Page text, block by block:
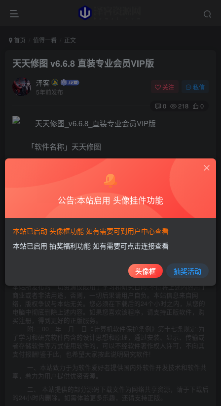
首页 值得一看 正文
天天修图 v6.6.8 直装专业会员VIP版
泽客
5年前发布
关注 私信
0 218 0
「软件名称」天天修图
「软件介绍」修图专为爱玩图的你准备的ps美图软件，
让你爱上天天ps修图，轻松成为PS修图大师。有了这款修图
软件，不管你是玩自拍还是制作证件照，都能快速美化照片
此处内容已隐藏，请评论后刷新页面查看.
本站所发布的一切资源仅限用于学习和研究目的;不得将上述内容用于
商业或者非法用途，否则，一切后果请用户自负。本站信息来自网
络，版权争议与本站无关。您必须在下载后的24个小时之内，从您的
电脑中彻底删除上述内容。如果您喜欢该程序，请支持正版软件，购
买注册，得到更好的正版服务。
附:二00二年一月一日《计算机软件保护条例》第十七条规定:为
了学习和研究软件内含的设计思想和原理，通过安装、显示、传输或
者存储软件等方式使用软件的，可以不经软件著作权人许可，不向其
支付报酬!鉴于此，也希望大家按此说明研究软件!
一、本站致力于为软件爱好者提供国内外软件开发技术和软件共
享，着力为用户提供优资资源。
二、 本站提供的部分源码下载文件为网络共享资源，请于下载后
的24小时内删除。如需体验更多乐趣，还请支持正版。
公告:本站启用 头像挂件功能
本站已启动 头像框功能 如有需要可到用户中心查看
本站已启用 抽奖福利功能 如有需要可点击连接查看
头像框 抽奖活动